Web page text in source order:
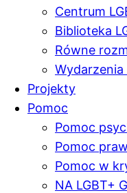
Centrum
Biblioteka
Równe
Projekty
Pomoc
Pomoc
Pomoc
Pomoc w
NA LGBT+